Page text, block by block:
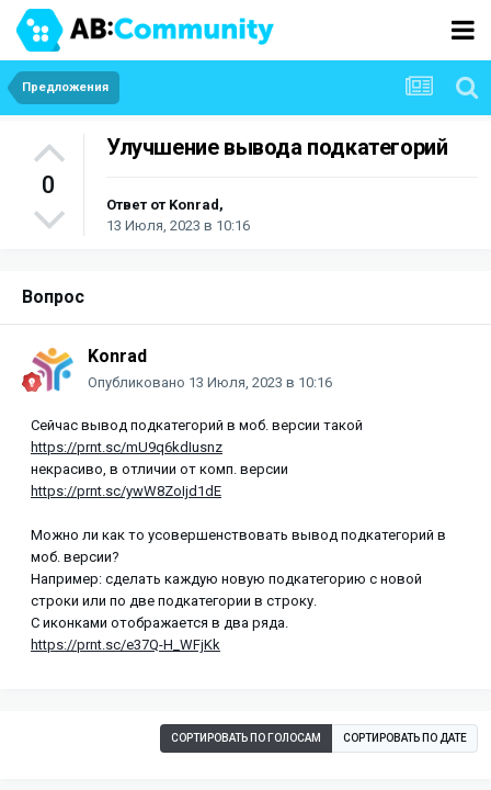
Предложения
0
Улучшение вывода подкатегорий
Ответ от Konrad ,
13 Июля, 2023 в 10:16
Вопрос
Konrad
Опубликовано 13 Июля, 2023 в 10:16
Сейчас вывод подкатегорий в моб. версии такой
https://prnt.sc/mU9q6kdIusnz
некрасиво, в отличии от комп. версии
https://prnt.sc/ywW8ZoIjd1dE
Можно ли как то усовершенствовать вывод подкатегорий в
моб. версии?
Например: сделать каждую новую подкатегорию с новой
строки или по две подкатегории в строку.
С иконками отображается в два ряда.
https://prnt.sc/e37Q-H_WFjKk
СОРТИРОВАТЬ ПО ГОЛОСАМ СОРТИРОВАТЬ ПО ДАТЕ